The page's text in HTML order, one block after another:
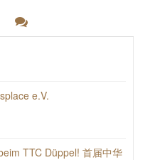
e.V.
TTC Düppel! 首届中华